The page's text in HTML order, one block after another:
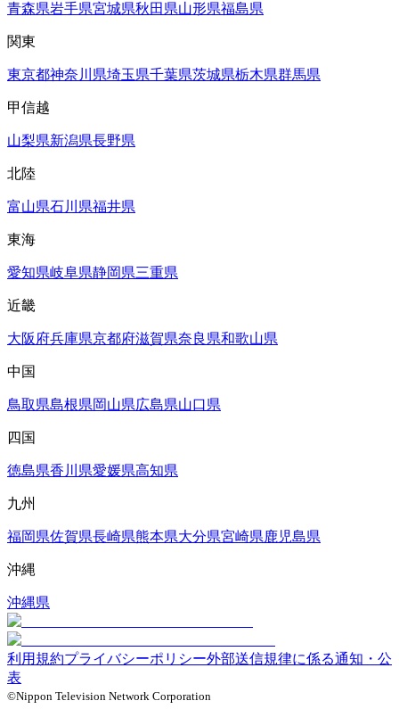
青森県岩手県宮城県秋田県山形県福島県
関東
東京都神奈川県埼玉県千葉県茨城県栃木県群馬県
甲信越
山梨県新潟県長野県
北陸
富山県石川県福井県
東海
愛知県岐阜県静岡県三重県
近畿
大阪府兵庫県京都府滋賀県奈良県和歌山県
中国
鳥取県島根県岡山県広島県山口県
四国
徳島県香川県愛媛県高知県
九州
福岡県佐賀県長崎県熊本県大分県宮崎県鹿児島県
沖縄
沖縄県
利用規約プライバシーポリシー外部送信規律に係る通知・公
表
©Nippon Television Network Corporation